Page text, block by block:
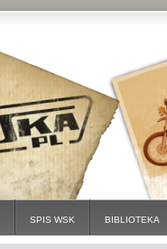
SPIS WSK BIBLIOTEKA